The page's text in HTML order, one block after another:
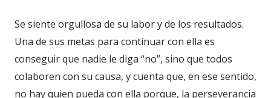
Se siente orgullosa de su labor y de los resultados.
Una de sus metas para continuar con ella es
conseguir que nadie le diga “no”, sino que todos
colaboren con su causa, y cuenta que, en ese sentido,
no hay quien pueda con ella porque, la perseverancia